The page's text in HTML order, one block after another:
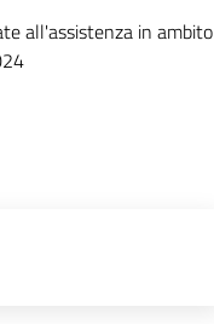
all'assistenza in ambito